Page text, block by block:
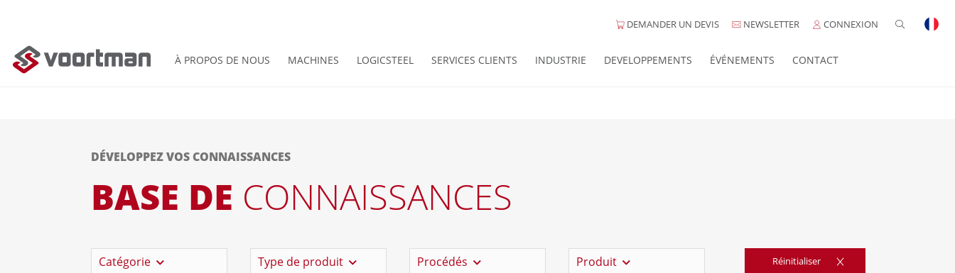
DEMANDER UN DEVIS NEWSLETTER CONNEXION
À PROPOS DE NOUS MACHINES LOGICSTEEL SERVICES CLIENTS INDUSTRIE DEVELOPPEMENTS ÉVÉNEMENTS CONTACT
DÉVELOPPEZ VOS CONNAISSANCES
BASE DE CONNAISSANCES
Catégorie Type de produit Procédés Produit Réinitialiser